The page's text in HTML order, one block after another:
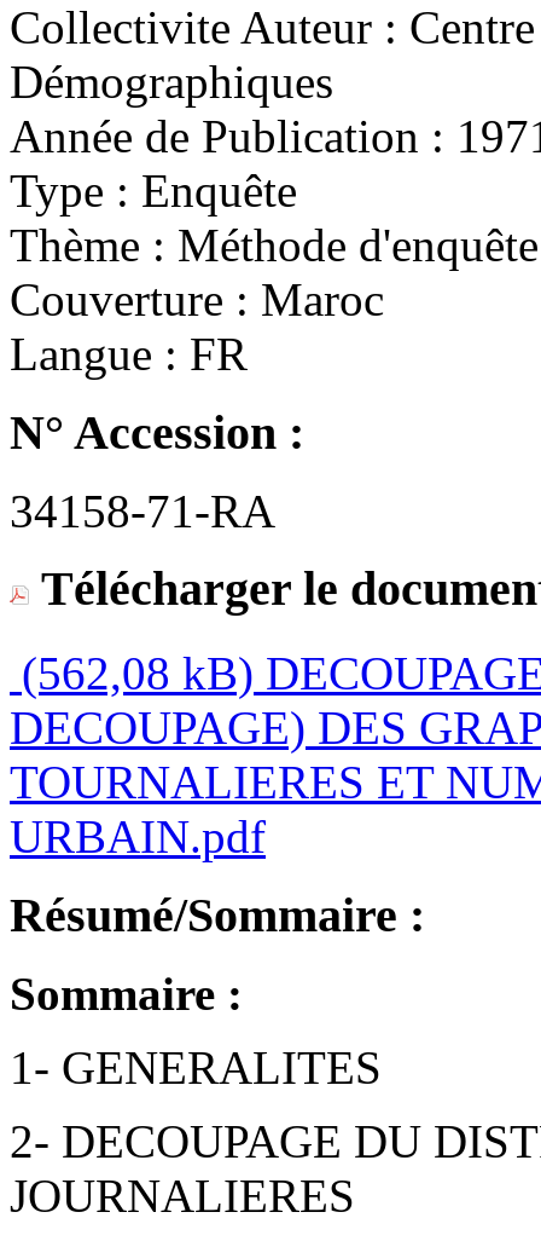
Collectivite Auteur :
Démographiques
Année de Publication :
Type : Enquête
Thème : Méthode d'enquête
Couverture : Maroc
Langue : FR
N° Accession :
34158-71-RA
Télécharger le
(562,08 kB)
DECOUPAGE) DES
TOURNALIERES ET
URBAIN.pdf
Résumé/Sommaire :
Sommaire :
1- GENERALITES
2- DECOUPAGE DU
JOURNALIERES